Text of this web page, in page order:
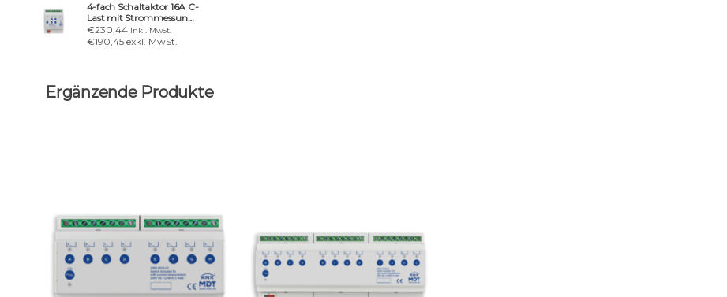
4-fach Schaltaktor 16A C-
Last mit Strommessung |
Serie .03
€230,44 Inkl. MwSt.
€190,45 exkl. MwSt.
Ergänzende Produkte